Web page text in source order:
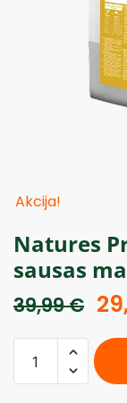
Akcija!
Natures
sausas
39,99€